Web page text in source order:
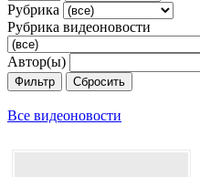
Рубрика
Рубрика видеоновости
Автор(ы)
Фильтр Сбросить
Все видеоновости